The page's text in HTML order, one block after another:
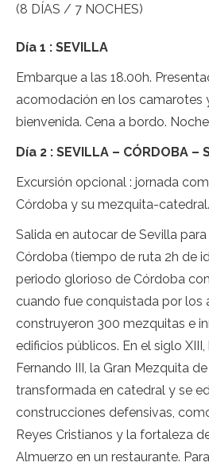
(8 DÍAS / 7 NOCHES)
Día 1 : SEVILLA
Embarque a las 18.00h.
acomodación en los camarotes
bienvenida. Cena a bordo.
Día 2 : SEVILLA – CÓRDOBA –
Excursión opcional : jornada
Córdoba y su mezquita-catedral.
Salida en autocar de Sevilla
Córdoba (tiempo de ruta 2h de
periodo glorioso de Córdoba
cuando fue conquistada por los
construyeron 300 mezquitas e
edificios públicos. En el siglo
Fernando III, la Gran Mezquita
transformada en catedral y se
construcciones defensivas,
Reyes Cristianos y la fortaleza
Almuerzo en un restaurante.